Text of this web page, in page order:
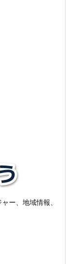
ー、地域情報、